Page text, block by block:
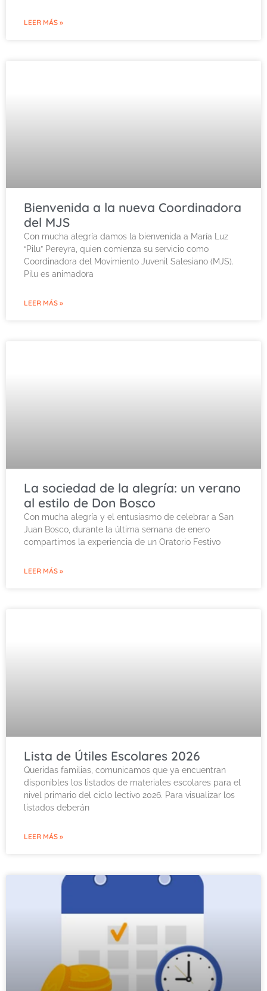
LEER MÁS »
Bienvenida a la nueva Coordinadora
del MJS
Con mucha alegría damos la bienvenida a María Luz
“Pilu” Pereyra, quien comienza su servicio como
Coordinadora del Movimiento Juvenil Salesiano (MJS).
Pilu es animadora
LEER MÁS »
La sociedad de la alegría: un verano
al estilo de Don Bosco
Con mucha alegría y el entusiasmo de celebrar a San
Juan Bosco, durante la última semana de enero
compartimos la experiencia de un Oratorio Festivo
LEER MÁS »
Lista de Útiles Escolares 2026
Queridas familias, comunicamos que ya encuentran
disponibles los listados de materiales escolares para el
nivel primario del ciclo lectivo 2026. Para visualizar los
listados deberán
LEER MÁS »